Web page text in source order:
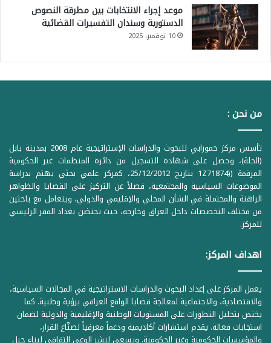
موعد إجراء الانتخابات بين مطرقة النصوص
الدستورية وسندان التفسيرات القضائية
10 نوفمبر، 2025
من نحن :
تأسس مركز حمورابي للبحوث والدراسات الإستراتيجية عام 2008 بمدينة بابل
(الحلة)، وحصل على شهادة التسجيل من دائرة المنظمات غير الحكومية
المرقمة ((1Z71874 بتاريخ 25/12/2012، كمركز علمي بحثي يهتم بدراسة
الموضوعات السياسية والمجتمعية، فضلاً عن التركيز على القضايا والظواهر
الراهنة والمحتملة في الشأن المحلي والإقليمي والدولي، ويتعامل مع باحثين
من مختلف التخصصات داخل العراق وخارجه، حيث تحتضن بغداد المقر الرئيسي
للمركز.
اهداف المركز:
يعمل المركز على إعداد البحوث والدراسات الاستراتيجية في المجالات السياسية،
والاقتصادية، والاجتماعية لمعالجة قضايا الواقع العراقي برؤية وطنية. كما
يختص بتحليل التطورات على المستويات الوطنية والإقليمية والدولية لضمان
استجابات فعالة. يقدم استشارات أكاديمية ودعماً معرفياً لصنّاع القرار،
والمؤسسات الحكومية وغير الحكومية. ويسعى لنشر الوعي الثقافي لبناء جيل